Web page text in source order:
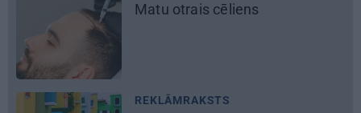
Līga un Ēriks būvē savu sapņu
REKLĀMRAKSTS